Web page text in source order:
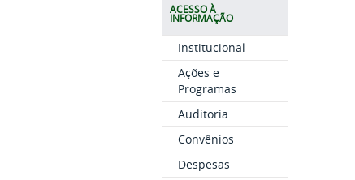
ACESSO À
INFORMAÇÃO
Institucional
Ações e
Programas
Auditoria
Convênios
Despesas